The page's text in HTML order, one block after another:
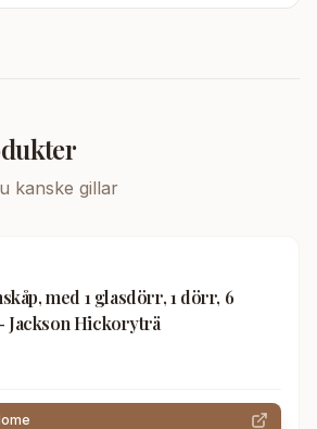
kanske gillar
med 1 glasdörr, 1 dörr, 6
Jackson Hickoryträ